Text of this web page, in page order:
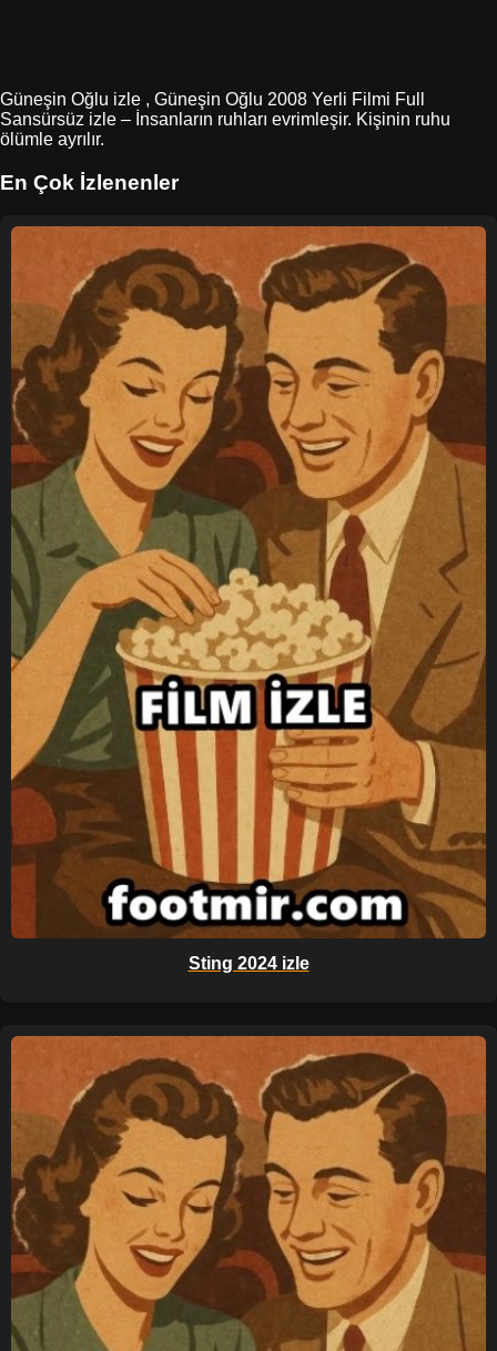
Güneşin Oğlu izle , Güneşin Oğlu 2008 Yerli Filmi Full
Sansürsüz izle – İnsanların ruhları evrimleşir. Kişinin ruhu
ölümle ayrılır.
En Çok İzlenenler
Sting 2024 izle